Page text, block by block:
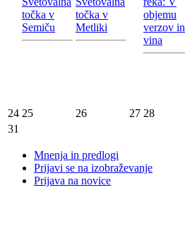
točka v
Semiču
točka v
Metliki
objemu
verzov in
vina
24 25 26 27 28
31
Mnenja in predlogi
Prijavi se na izobraževanje
Prijava na novice